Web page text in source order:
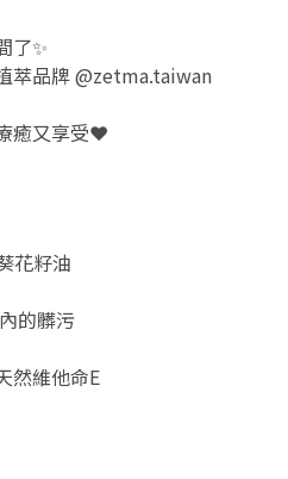
了✨
萃品牌 @zetma.taiwan
癒又享受❤️
花籽油
的髒污
然維他命E